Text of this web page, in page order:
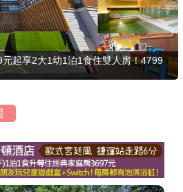
起享2大1幼1泊1食住雙人房！4799